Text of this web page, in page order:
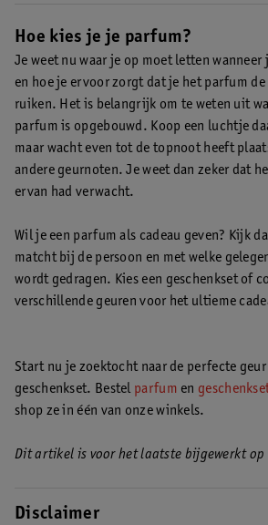
geuren doen het vaak goed.
Hoe kies je je parfum?
Je weet nu waar je op moet letten
en hoe je ervoor zorgt dat je het parfum
ruiken. Het is belangrijk om te weten uit
parfum is opgebouwd. Koop een luchtje
maar wacht even tot de topnoot heeft
andere geurnoten. Je weet dan zeker dat
ervan had verwacht.
Wil je een parfum als cadeau geven? Kijk
matcht bij de persoon en met welke
wordt gedragen. Kies een geschenkset of
verschillende geuren voor het ultieme
Start nu je zoektocht naar de perfecte
geschenkset. Bestel parfum en
shop ze in één van onze winkels.
Dit artikel is voor het laatste bijgewerkt op
Disclaimer